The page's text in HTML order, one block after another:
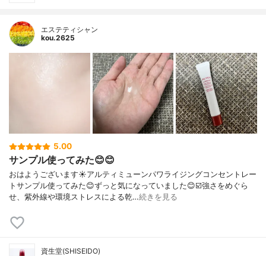
エステティシャン
kou.2625
5.00
サンプル使ってみた😊😊
おはようございます☀アルティミューンパワライジングコンセントレー
トサンプル使ってみた😊ずっと気になっていました😊☑️強さをめぐら
せ、紫外線や環境ストレスによる乾…続きを見る
資生堂(SHISEIDO)